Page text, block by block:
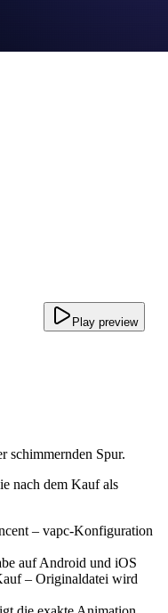
Play preview
schimmernden Spur.
nach dem Kauf als
– vapc-Konfiguration
auf Android und iOS
– Originaldatei wird